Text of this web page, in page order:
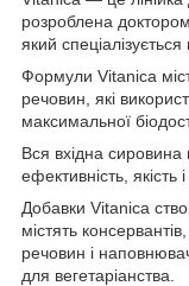
розроблена
який
Формули Vitanica
речовин, які
максимальної
Вся вхідна сировина
ефективність, якість і
Добавки Vitanica
містять
речовин і
для вегетаріанства.